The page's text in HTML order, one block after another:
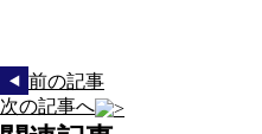
前の記事
次の記事へ